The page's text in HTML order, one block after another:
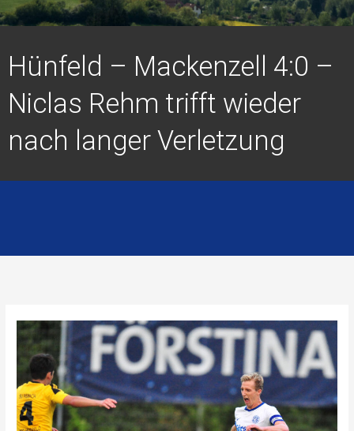
Hünfeld – Mackenzell 4:0 –
Niclas Rehm trifft wieder
nach langer Verletzung